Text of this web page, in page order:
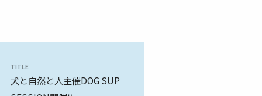
TITLE
犬と自然と人主催DOG SUP